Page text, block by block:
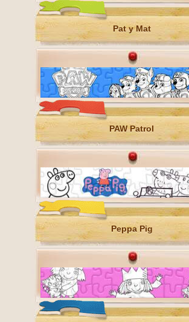
Pat y Mat
PAW Patrol
Peppa Pig